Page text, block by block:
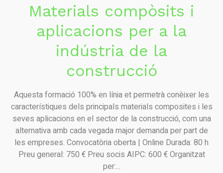
Materials compòsits i
aplicacions per a la
indústria de la
construcció
Aquesta formació 100% en línia et permetrà conèixer les
característiques dels principals materials composites i les
seves aplicacions en el sector de la construcció, com una
alternativa amb cada vegada major demanda per part de
les empreses. Convocatòria oberta | Online Durada: 80 h
Preu general: 750 € Preu socis AIPC: 600 € Organitzat
per:...